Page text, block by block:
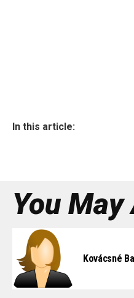
In this article:
You
Kovácsné